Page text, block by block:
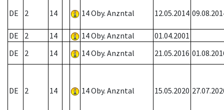
DE 2 14 14 Oby. Anzntal 12.05.2014
DE 2 14 14 Oby. Anzntal
01.04.2001
DE
2 14 14 Oby. Anzntal 21.05.2016
DE 2 14 14 Oby. Anzntal 15.05.2020